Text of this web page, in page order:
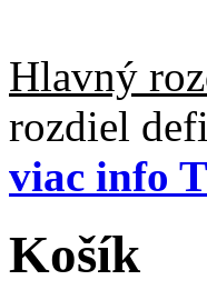
Hlavný
rozdiel
viac info
Košík